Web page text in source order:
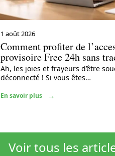
1 août 2026
Comment profiter de
provisoire Free 24h sans
Ah, les joies et frayeurs d’être
déconnecté ! Si vous êtes…
En savoir plus
Voir tous les